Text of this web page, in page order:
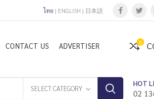
ไทย | ENGLISH | 日本語
CONTACT US ADVERTISER 0
SELECT CATEGORY
HOT
02